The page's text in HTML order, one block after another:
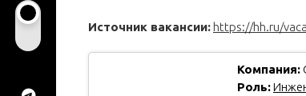
Источник вакансии: https://hh.ru/
Компания:
Роль: